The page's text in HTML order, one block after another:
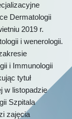
Dermatologii
2019 r.
i wenerologii.
i Immunologii
tytuł
w listopadzie
Szpitala
zajęcia